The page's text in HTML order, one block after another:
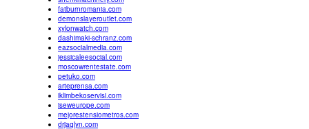
fatburnromania.com
demonslayeroutlet.com
xylonwatch.com
dashimaki-schranz.com
eazsocialmedia.com
jessicaleesocial.com
moscowrentestate.com
petuko.com
arteprensa.com
iklimbekoservisi.com
iseweurope.com
mejorestensiometros.com
drjaqlyn.com